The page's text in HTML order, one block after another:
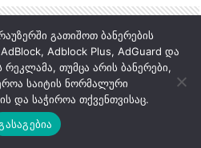
გათიშოთ ბანერების
Adblock Plus, AdGuard და
რეკლამა, თუმცა არის ბანერები,
საიტის ნორმალური
და საჭიროა თქვენთვისაც.